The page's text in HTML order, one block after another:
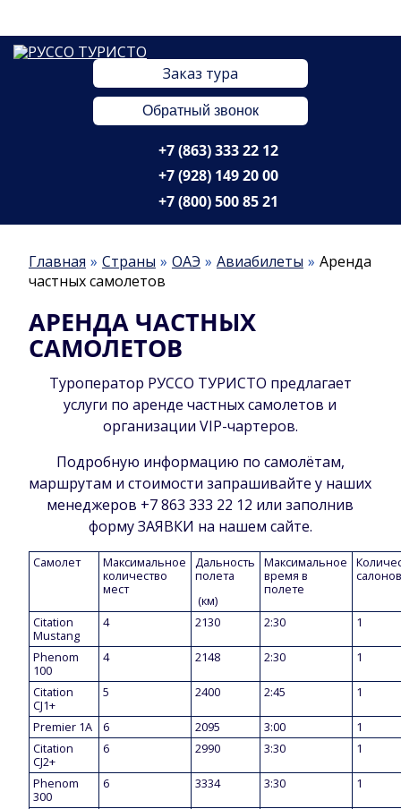
Заказ тура
Обратный звонок
+7 (863) 333 22 12
+7 (928) 149 20 00
+7 (800) 500 85 21
Главная Страны ОАЭ Авиабилеты
Аренда
частных самолетов
АРЕНДА ЧАСТНЫХ
САМОЛЕТОВ
Туроператор РУССО ТУРИСТО предлагает
услуги по аренде частных самолетов и
организации VIP-чартеров.
Подробную информацию по самолётам,
маршрутам и стоимости запрашивайте у наших
менеджеров +7 863 333 22 12 или заполнив
форму ЗАЯВКИ на нашем сайте.
Самолет
Максимальное
количество
мест
Дальность
полета
(км)
Maксимальное
время в
полете
Citation
Mustang
4 2130 2:30 1
Phenom
100
4 2148 2:30 1
Citation
CJ1+
5 2400 2:45 1
Premier 1A 6 2095 3:00
1
Citation
CJ2+
6 2990 3:30 1
Phenom
300
6 3334 3:30 1